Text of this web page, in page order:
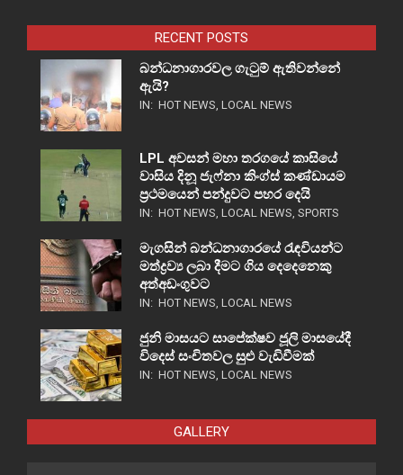
RECENT POSTS
බන්ධනාගාරවල ගැටුම් ඇතිවන්නේ
ඇයි?
IN: HOT NEWS, LOCAL NEWS
LPL අවසන් මහා තරගයේ කාසියේ
වාසිය දිනූ ජැෆ්නා කිංග්ස් කණ්ඩායම
ප්‍රථමයෙන් පන්දුවට පහර දෙයි
IN: HOT NEWS, LOCAL NEWS, SPORTS
මැගසින් බන්ධනාගාරයේ රැඳවියන්ට
මත්ද්‍රව්‍ය ලබා දීමට ගිය දෙදෙනෙකු
අත්අඩංගුවට
IN: HOT NEWS, LOCAL NEWS
ජුනි මාසයට සාපේක්ෂව ජූලි මාසයේදී
විදෙස් සංචිතවල සුළු වැඩිවීමක්
IN: HOT NEWS, LOCAL NEWS
GALLERY